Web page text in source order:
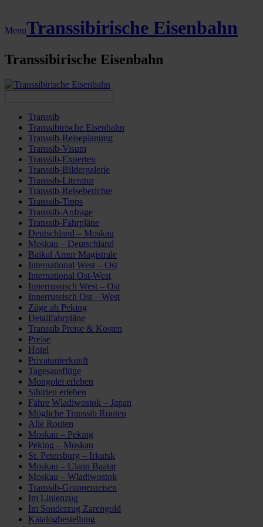
MenuTranssibirische Eisenbahn
Transsibirische Eisenbahn
Transsib
Transsibirische Eisenbahn
Transsib-Reiseplanung
Transsib-Visum
Transsib-Experten
Transsib-Bildergalerie
Transsib-Literatur
Transsib-Reiseberichte
Transsib-Tipps
Transsib-Anfrage
Transsib-Fahrpläne
Deutschland – Moskau
Moskau – Deutschland
Baikal Amur Magistrale
International West – Ost
International Ost-West
Innerrussisch West – Ost
Innerrussisch Ost – West
Züge ab Peking
Detailfahrpläne
Transsib Preise & Kosten
Preise
Hotel
Privatunterkunft
Tagesausflüge
Mongolei erleben
Sibirien erleben
Fähre Wladiwostok – Japan
Mögliche Transsib Routen
Alle Routen
Moskau – Peking
Peking – Moskau
St. Petersburg – Irkutsk
Moskau – Ulaan Baatar
Moskau – Wladiwostok
Transsib-Gruppenreisen
Im Linienzug
Im Sonderzug Zarengold
Katalogbestellung